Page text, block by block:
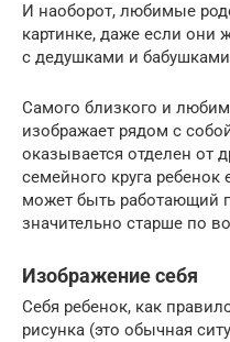
И наоборот, любимые
картинке, даже если они
с дедушками и
Самого близкого и
изображает рядом с
оказывается отделен от
семейного круга
может быть работающий
значительно старше по
Изображение себя
Себя ребенок, как
рисунка (это обычная